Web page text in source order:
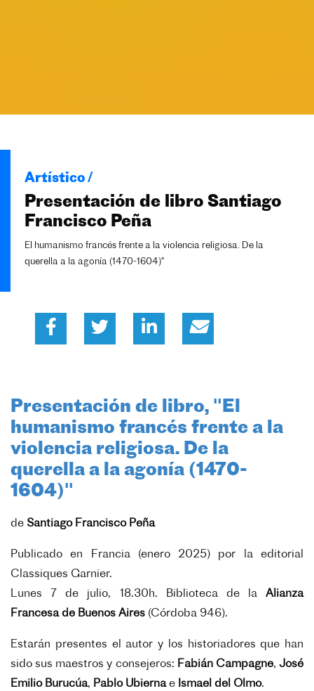
Artístico /
Presentación de libro Santiago
Francisco Peña
El humanismo francés frente a la violencia religiosa. De la
querella a la agonía (1470-1604)"
Presentación de libro, "El
humanismo francés frente a la
violencia religiosa. De la
querella a la agonía (1470-
1604)"
de Santiago Francisco Peña
Publicado en Francia (enero 2025) por la editorial
Classiques Garnier.
Lunes 7 de julio, 18.30h. Biblioteca de la Alianza
Francesa de Buenos Aires (Córdoba 946).
Estarán presentes el autor y los historiadores que han
sido sus maestros y consejeros: Fabián Campagne,José
Emilio Burucúa, Pablo Ubiernae Ismael del Olmo.